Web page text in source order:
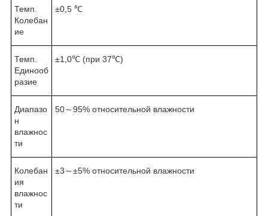
Темп.
Колебан
ие
±0,5 ℃
Темп.
Единооб
разие
±1,0℃ (при 37℃)
Диапазо
н
влажнос
ти
50～95% относительной влажности
Колебан
ия
влажнос
ти
±3～±5% относительной влажности